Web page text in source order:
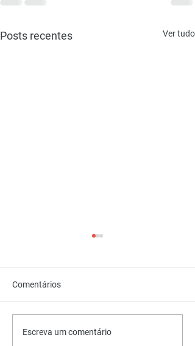
Posts recentes Ver tudo
Pasireotida versus
Comentários
Escreva um comentário